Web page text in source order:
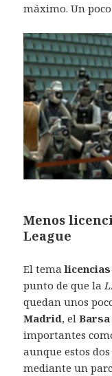
máximo. Un
Menos
League
El temalicencias
punto de que la
quedan unos
Madrid, elBarsa
importantes
aunque estos
mediante un